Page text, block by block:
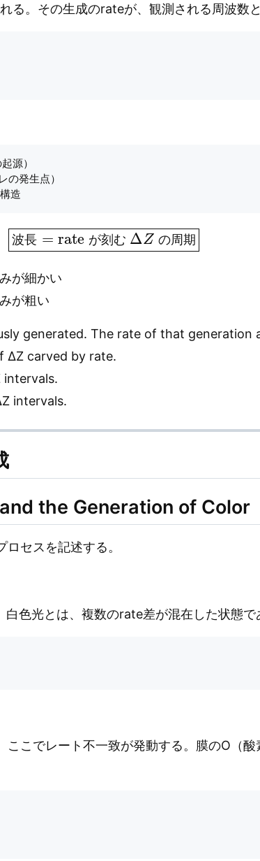
る。その生成のrateが、観測される周波数
源）
発生点）
波 長 が 刻 む の 周 期
波長=rate が刻むΔZの周期
が細かい
が粗い
generated. The rate of that generation
ΔZ carved by rate.
intervals.
the Generation of Color
セスを記述する。
色光とは、複数のrate差が混在した状態で
ここでレート不一致が発動する。膜のO（